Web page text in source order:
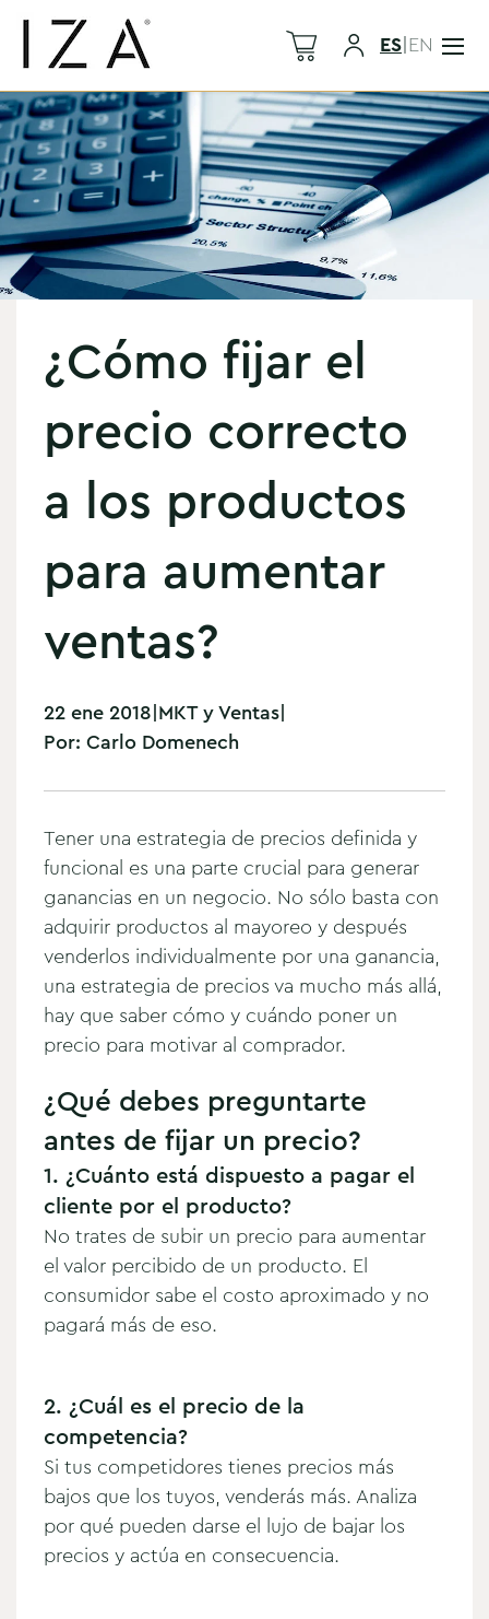
ES|EN
¿Cómo fijar el
precio correcto
a los productos
para aumentar
ventas?
22 ene 2018|MKT y Ventas|
Por: Carlo Domenech
Tener una estrategia de precios definida y
funcional es una parte crucial para generar
ganancias en un negocio. No sólo basta con
adquirir productos al mayoreo y después
venderlos individualmente por una ganancia,
una estrategia de precios va mucho más allá,
hay que saber cómo y cuándo poner un
precio para motivar al comprador.
¿Qué debes preguntarte
antes de fijar un precio?
1. ¿Cuánto está dispuesto a pagar el
cliente por el producto?
No trates de subir un precio para aumentar
el valor percibido de un producto. El
consumidor sabe el costo aproximado y no
pagará más de eso.
2. ¿Cuál es el precio de la
competencia?
Si tus competidores tienes precios más
bajos que los tuyos, venderás más. Analiza
por qué pueden darse el lujo de bajar los
precios y actúa en consecuencia.